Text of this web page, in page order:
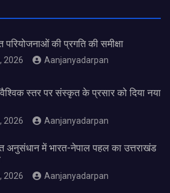
परियोजनाओं की प्रगति की समीक्षा
2026 Aanjanyadarpan
स्तर पर संस्कृत के प्रसार को दिया नया
2026 Aanjanyadarpan
अनुसंधान में भारत-नेपाल पहल का उत्तराखंड
2026 Aanjanyadarpan